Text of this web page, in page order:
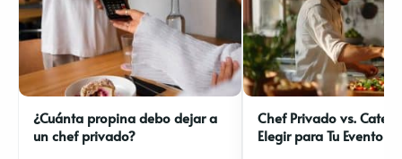
¿Cuánta propina debo dejar a
un chef privado?
Chef Privado vs.
Elegir para Tu Evento